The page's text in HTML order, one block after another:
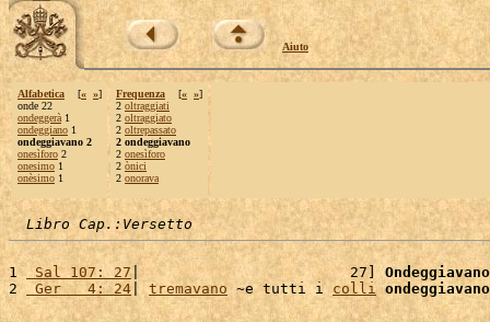
Aiuto
Alfabetica [« »]
onde 22
ondeggerà 1
ondeggiano 1
ondeggiavano 2
onesìforo 2
onesimo 1
onèsimo 1
Frequenza [« »]
2 oltraggiati
2 oltraggiato
2 oltrepassato
2 ondeggiavano
2 onesìforo
2 ònici
2 onorava
Libro Cap.:Versetto
1 Sal 107: 27|                        27] Ondeggiavano
2
Ger   4: 24 tremavano ~e tutti i colli ondeggiavano